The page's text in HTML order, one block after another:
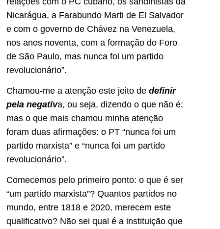
Nicarágua, a Farabundo Marti de El Salvador
e com o governo de Chávez na Venezuela,
nos anos noventa, com a formação do Foro
de São Paulo, mas nunca foi um partido
revolucionário”.
Chamou-me a atenção este jeito de definir
pela negativa, ou seja, dizendo o que não é;
mas o que mais chamou minha atenção
foram duas afirmações: o PT “nunca foi um
partido marxista” e “nunca foi um partido
revolucionário”.
Comecemos pelo primeiro ponto: o que é ser
“um partido marxista”? Quantos partidos no
mundo, entre 1818 e 2020, merecem este
qualificativo? Não sei qual é a instituição que